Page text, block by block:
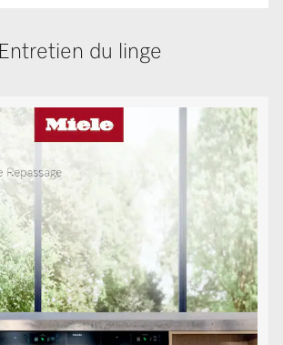
Entretien du linge